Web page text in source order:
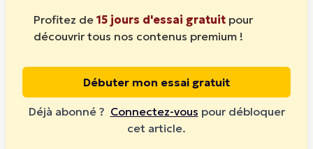
Profitez de 15 jours d'essai gratuit pour
découvrir tous nos contenus premium !
Débuter mon essai gratuit
Déjà abonné ? Connectez-vous pour débloquer
cet article.